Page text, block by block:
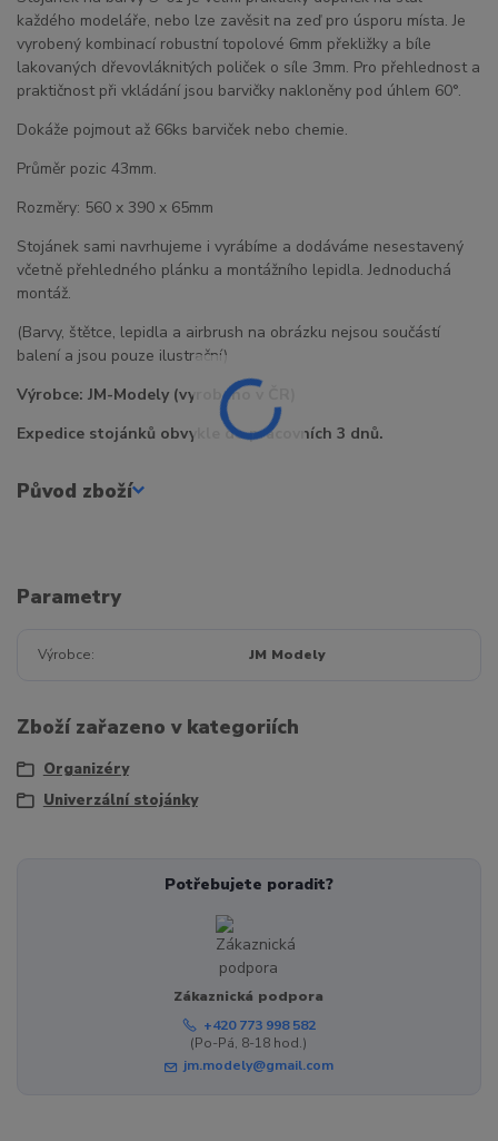
každého modeláře, nebo lze zavěsit na zeď pro úsporu místa. Je
vyrobený kombinací robustní topolové 6mm překližky a bíle
lakovaných dřevovláknitých poliček o síle 3mm. Pro přehlednost a
praktičnost při vkládání jsou barvičky nakloněny pod úhlem 60°.
Dokáže pojmout až 66ks barviček nebo chemie.
Průměr pozic 43mm.
Rozměry: 560 x 390 x 65mm
Stojánek sami navrhujeme i vyrábíme a dodáváme nesestavený
včetně přehledného plánku a montážního lepidla. Jednoduchá
montáž.
(Barvy, štětce, lepidla a airbrush na obrázku nejsou součástí
balení a jsou pouze ilustrační)
Výrobce: JM-Modely (vyrobeno v ČR)
Expedice stojánků obvykle do pracovních 3 dnů.
Původ zboží
Parametry
Výrobce JM Modely
Zboží zařazeno v kategoriích
Organizéry
Univerzální stojánky
Potřebujete poradit?
Zákaznická podpora
+420 773 998 582
(Po-Pá, 8-18 hod.)
jm.modely@gmail.com